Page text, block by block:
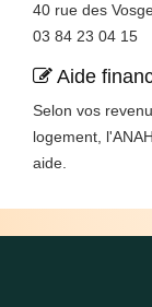
40 rue des
03 84 23 04 15
Aide
Selon vos
logement,
aide.